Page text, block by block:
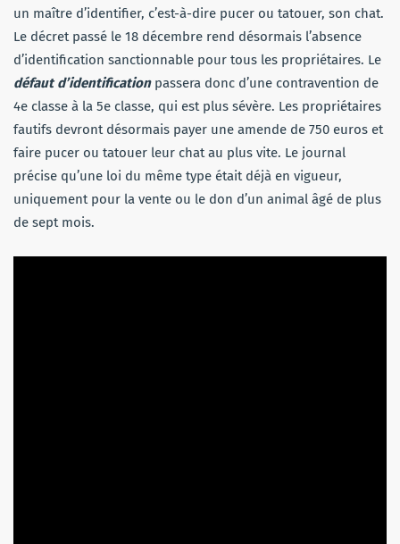
un maître d’identifier, c’est-à-dire pucer ou tatouer, son chat.
Le décret passé le 18 décembre rend désormais l’absence
d’identification sanctionnable pour tous les propriétaires. Le
défaut d’identificationpassera donc d’une contravention de
4e classe à la 5e classe, qui est plus sévère. Les propriétaires
fautifs devront désormais payer une amende de 750 euros et
faire pucer ou tatouer leur chat au plus vite. Le journal
précise qu’une loi du même type était déjà en vigueur,
uniquement pour la vente ou le don d’un animal âgé de plus
de sept mois.